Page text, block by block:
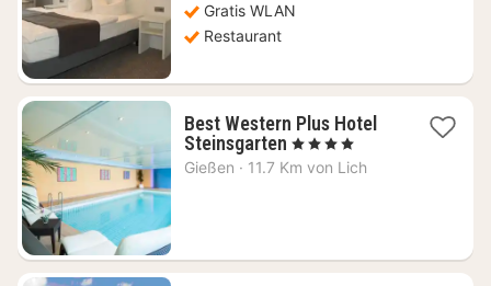
Gratis WLAN
Restaurant
Best Western Plus Hotel
Steinsgarten 1
Nacht
, 4 Sterne
Gießen · 11.7 Km von Lich